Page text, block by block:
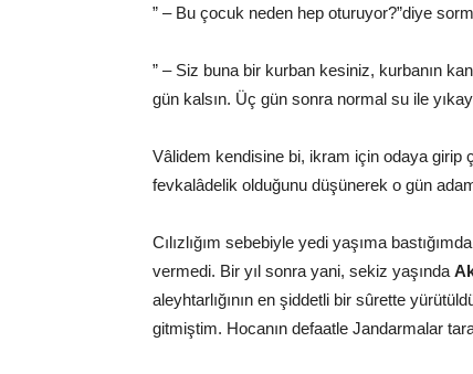
” – Bu çocuk neden hep oturuyor?”diye
” – Siz buna bir kurban kesiniz, kurbanın
gün kalsın. Üç gün sonra normal su ile
Vâlidem kendisine bi, ikram için odaya girip
fevkalâdelik olduğunu düşünerek o gün
Cılızlığım sebebiyle yedi yaşıma
vermedi. Bir yıl sonra yani, sekiz yaşında
aleyhtarlığının en şiddetli bir sûrette
gitmiştim. Hocanın defaatle Jandarmalar